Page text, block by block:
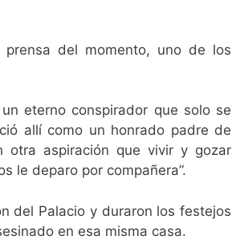
del momento, uno de los
eterno conspirador que solo se
allí como un honrado padre de
otra aspiración que vivir y gozar
le deparo por compañera”.
del Palacio y duraron los festejos
en esa misma casa.